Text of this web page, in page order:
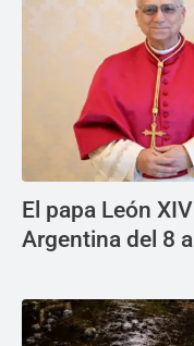
El papa León
Argentina del 8